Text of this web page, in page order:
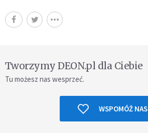
Tworzymy DEON.pl dla Ciebie
Tu możesz nas wesprzeć.
WSPOMÓŻ NAS